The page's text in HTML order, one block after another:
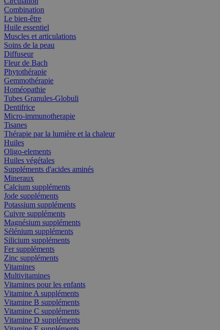
Combination
Le bien-être
Huile essentiel
Muscles et articulations
Soins de la peau
Diffuseur
Fleur de Bach
Phytothérapie
Gemmothérapie
Homéopathie
Tubes Granules-Globuli
Dentifrice
Micro-immunotherapie
Tisanes
Thérapie par la lumière et la chaleur
Huiles
Oligo-elements
Huiles végétales
Suppléments d'acides aminés
Mineraux
Calcium suppléments
Jode suppléments
Potassium suppléments
Cuivre suppléments
Magnésium suppléments
Sélénium suppléments
Silicium suppléments
Fer suppléments
Zinc suppléments
Vitamines
Multivitamines
Vitamines pour les enfants
Vitamine A suppléments
Vitamine B suppléments
Vitamine C suppléments
Vitamine D suppléments